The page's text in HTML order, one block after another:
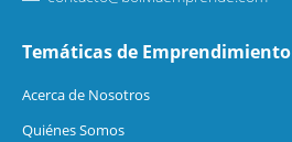
Temáticas de Emprendimiento
Acerca de Nosotros
Quiénes Somos